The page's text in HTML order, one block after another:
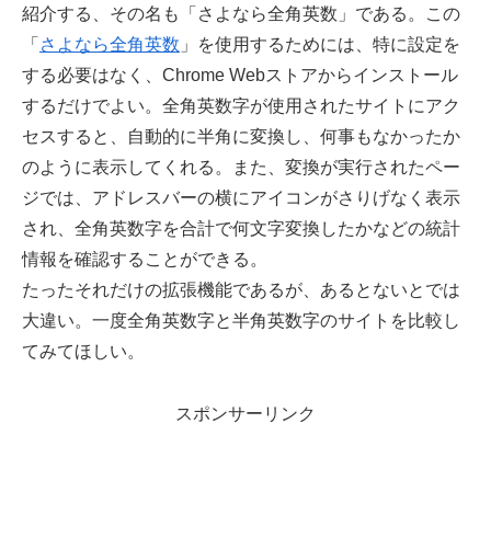
紹介する、その名も「さよなら全角英数」である。この
「 さよなら全角英数 」を使用するためには、特に設定を
する必要はなく、Chrome Webストアからインストール
するだけでよい。全角英数字が使用されたサイトにアク
セスすると、自動的に半角に変換し、何事もなかったか
のように表示してくれる。また、変換が実行されたペー
ジでは、アドレスバーの横にアイコンがさりげなく表示
され、全角英数字を合計で何文字変換したかなどの統計
情報を確認することができる。
たったそれだけの拡張機能であるが、あるとないとでは
大違い。一度全角英数字と半角英数字のサイトを比較し
てみてほしい。
スポンサーリンク